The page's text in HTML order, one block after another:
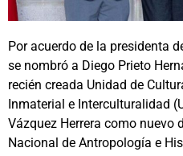
Por acuerdo de la presidenta
se nombró a Diego Prieto
recién creada Unidad de
Inmaterial e Interculturalidad
Vázquez Herrera como nuevo
Nacional de Antropología e